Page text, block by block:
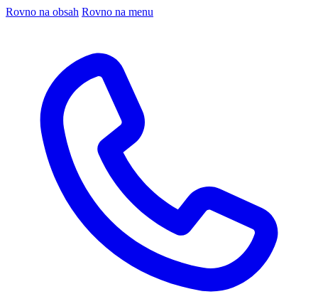
Rovno na obsah Rovno na menu